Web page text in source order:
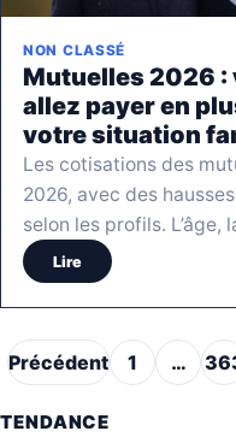
NON CLASSÉ
Mutuelles 2026
allez payer en
votre situation
Les cotisations des
2026, avec des
selon les profils.
Lire
Pagination des
Précédent 1 …
TENDANCE